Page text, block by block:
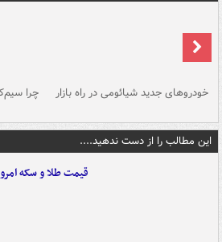
خودروهای جدید شیائومی در راه بازار چرا
این مطالب را از دست ندهید....
قیمت طلا و سکه امروز ۱۴۰۵/